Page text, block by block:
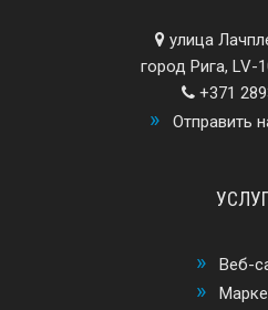
улица
город Рига, LV-
+371
Отправить
Веб-